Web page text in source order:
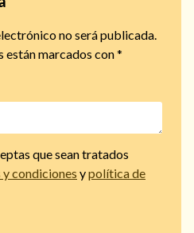
no será publicada.
marcados con*
que sean tratados
condiciones ypolítica de